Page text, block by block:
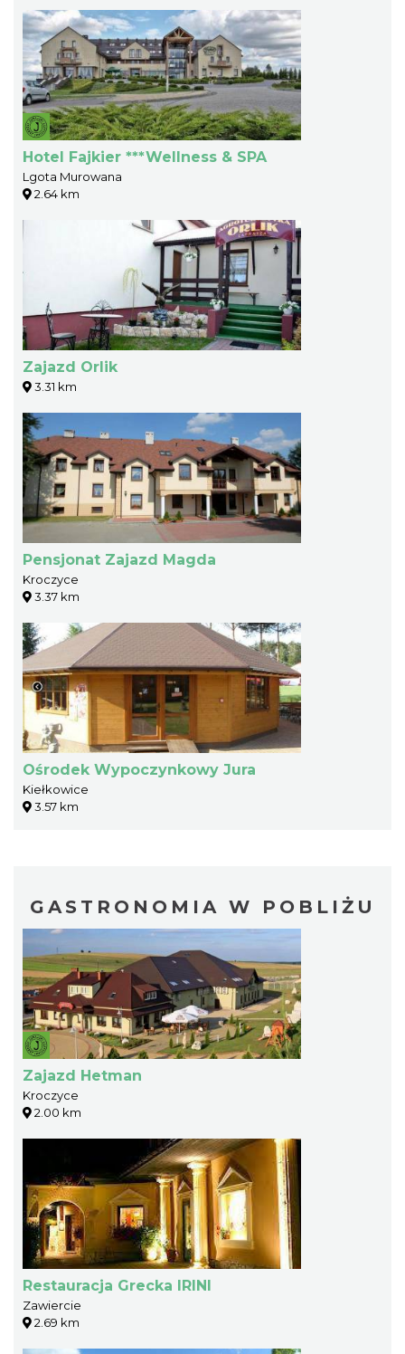
Hotel Fajkier ***Wellness & SPA
Lgota Murowana
2.64 km
Zajazd Orlik
3.31 km
Pensjonat Zajazd Magda
Kroczyce
3.37 km
Ośrodek Wypoczynkowy Jura
Kiełkowice
3.57 km
GASTRONOMIA W POBLIŻU
Zajazd Hetman
Kroczyce
2.00 km
Restauracja Grecka IRINI
Zawiercie
2.69 km